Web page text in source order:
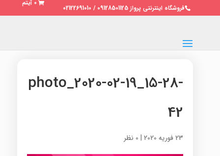
فروشگاه اینترنتی پرواز 09128501125 / 02122691010
0 آیتم
photo_2020-02-19_15-28-
42
23 فوریه 2020 | 0 نظر